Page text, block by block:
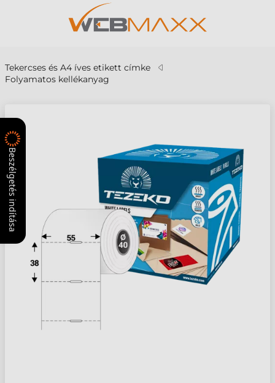
Tekercses és A4 íves etikett címke
Folyamatos kellékanyag
Beszélgetés indítása